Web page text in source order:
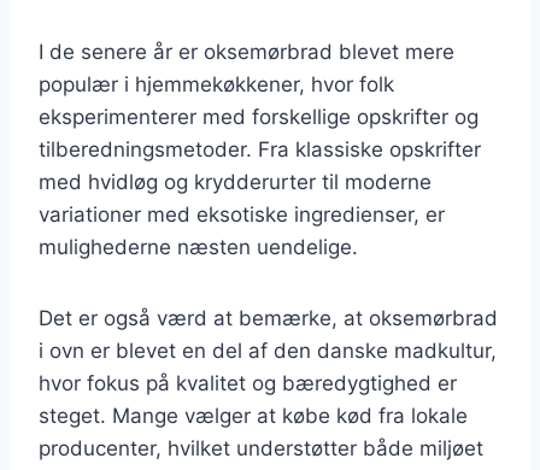
I de senere år er oksemørbrad blevet mere
populær i hjemmekøkkener, hvor folk
eksperimenterer med forskellige opskrifter og
tilberedningsmetoder. Fra klassiske opskrifter
med hvidløg og krydderurter til moderne
variationer med eksotiske ingredienser, er
mulighederne næsten uendelige.
Det er også værd at bemærke, at oksemørbrad
i ovn er blevet en del af den danske madkultur,
hvor fokus på kvalitet og bæredygtighed er
steget. Mange vælger at købe kød fra lokale
producenter, hvilket understøtter både miljøet